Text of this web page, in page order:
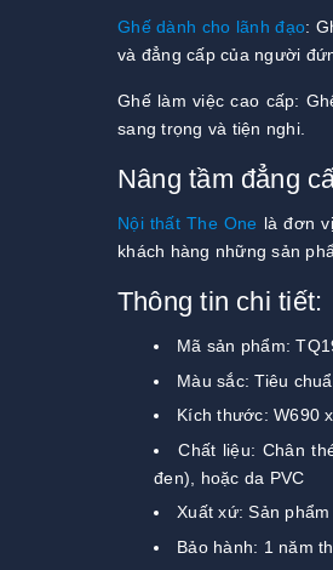
Ghế dành cho lãnh đạo:
và đẳng cấp của người
Ghế làm việc cao cấp:
sang trọng và tiện nghi.
Nâng tầm đẳng
Nội thất The One là đơn
khách hàng những sản
Thông tin chi tiết:
Mã sản phẩm:
Màu sắc: Tiêu
Kích thước: W690
Chất liệu: Chân
đen), hoặc da PVC
Xuất xứ: Sản
Bảo hành: 1 năm